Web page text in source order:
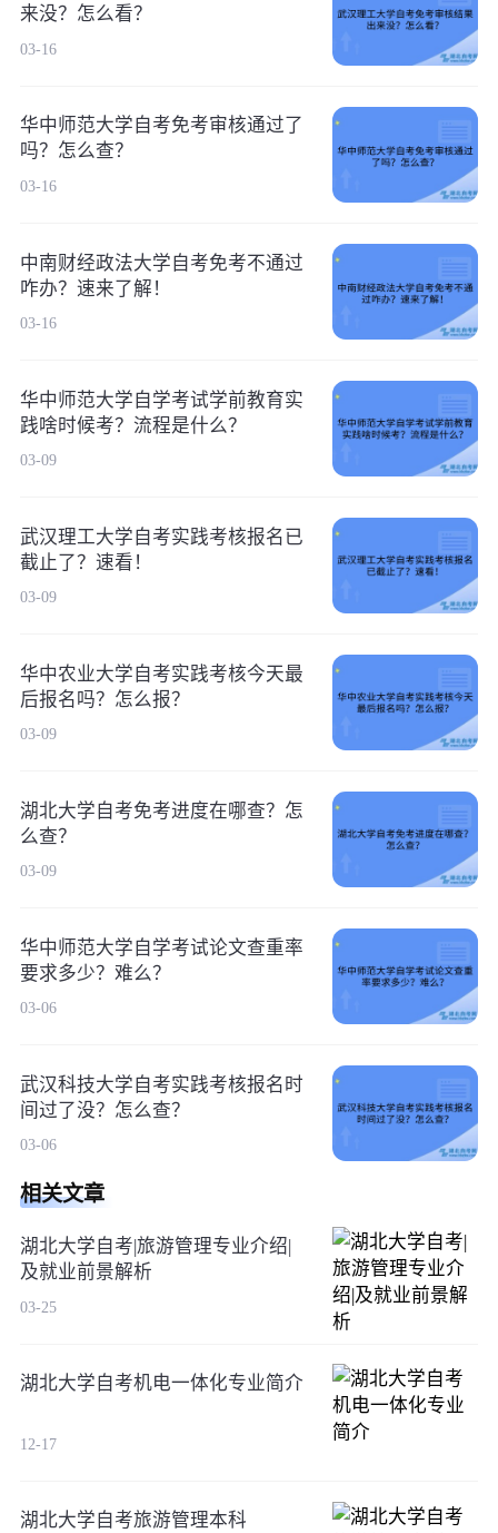
来没？怎么看？
03-16
华中师范大学自考免考审核通过了
吗？怎么查？
03-16
中南财经政法大学自考免考不通过
咋办？速来了解！
03-16
华中师范大学自学考试学前教育实
践啥时候考？流程是什么？
03-09
武汉理工大学自考实践考核报名已
截止了？速看！
03-09
华中农业大学自考实践考核今天最
后报名吗？怎么报？
03-09
湖北大学自考免考进度在哪查？怎
么查？
03-09
华中师范大学自学考试论文查重率
要求多少？难么？
03-06
武汉科技大学自考实践考核报名时
间过了没？怎么查？
03-06
相关文章
湖北大学自考|旅游管理专业介绍|
及就业前景解析
03-25
湖北大学自考机电一体化专业简介
12-17
湖北大学自考旅游管理本科